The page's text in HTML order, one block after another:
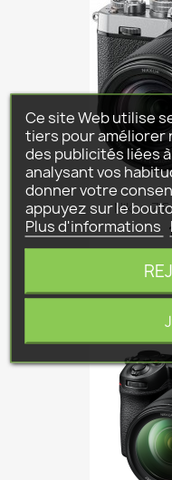
Nikon Z
Ce site Web utilise
tiers pour améliorer
des publicités liées
analysant vos
donner votre
appuyez sur le
Plus d'informations